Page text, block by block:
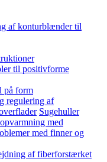
af konturblænder til
til positivforme
på form
regulering af
Sugehuller
med
med finner og
af fiberforstærket